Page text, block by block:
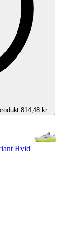
814,48 kr..
Hvid